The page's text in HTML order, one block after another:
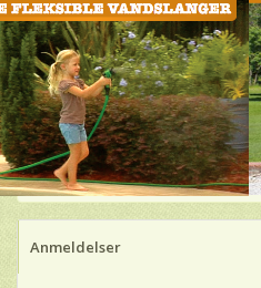
Anmeldelser